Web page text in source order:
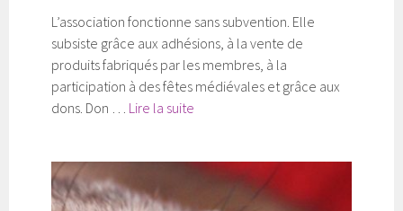
L’association fonctionne sans subvention. Elle
subsiste grâce aux adhésions, à la vente de
produits fabriqués par les membres, à la
participation à des fêtes médiévales et grâce aux
dons. Don … Lire la suite